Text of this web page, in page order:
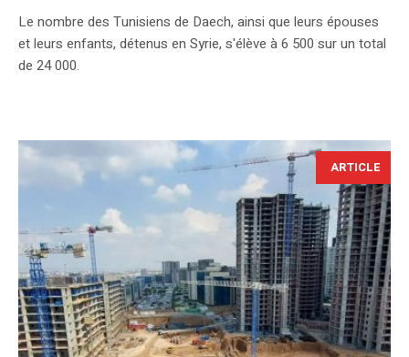
Le nombre des Tunisiens de Daech, ainsi que leurs épouses
et leurs enfants, détenus en Syrie, s'élève à 6 500 sur un total
de 24 000.
ARTICLE